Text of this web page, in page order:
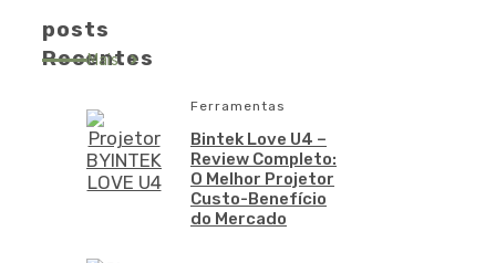
posts
Recentes
Mais
Ferramentas
Bintek Love U4 –
Review Completo:
O Melhor Projetor
Custo-Benefício
do Mercado